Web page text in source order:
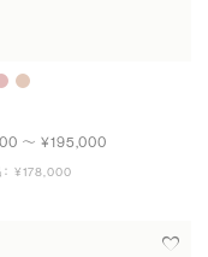
〜 ¥195,000
¥178,000